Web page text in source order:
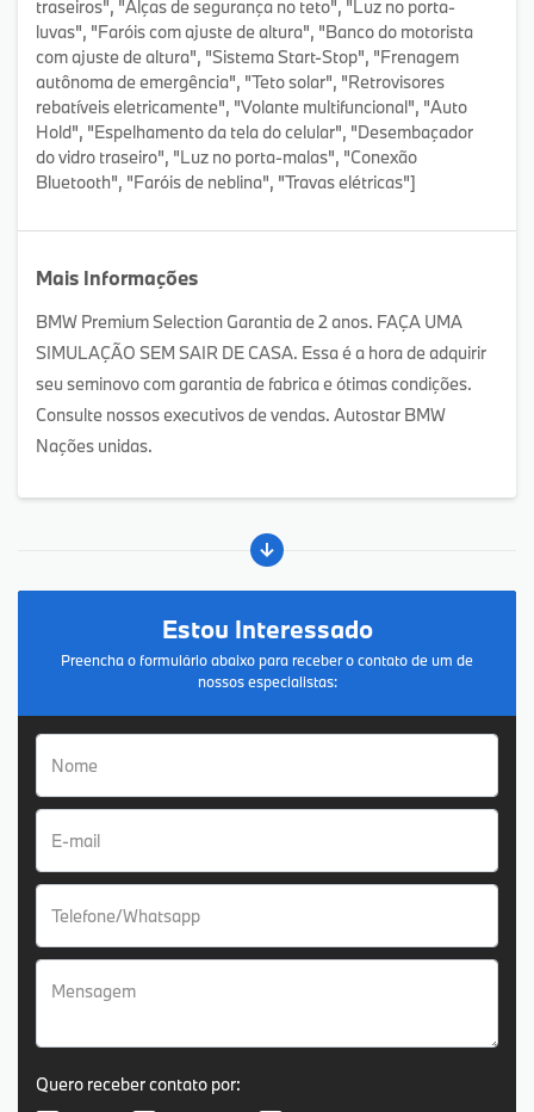
traseiros", "Alças de segurança no teto", "Luz no porta-
luvas", "Faróis com ajuste de altura", "Banco do motorista
com ajuste de altura", "Sistema Start-Stop", "Frenagem
autônoma de emergência", "Teto solar", "Retrovisores
rebatíveis eletricamente", "Volante multifuncional", "Auto
Hold", "Espelhamento da tela do celular", "Desembaçador
do vidro traseiro", "Luz no porta-malas", "Conexão
Bluetooth", "Faróis de neblina", "Travas elétricas"]
Mais Informações
BMW Premium Selection Garantia de 2 anos. FAÇA UMA
SIMULAÇÃO SEM SAIR DE CASA. Essa é a hora de adquirir
seu seminovo com garantia de fabrica e ótimas condições.
Consulte nossos executivos de vendas. Autostar BMW
Nações unidas.
Estou Interessado
Preencha o formulário abaixo para receber o contato de um de
nossos especialistas:
Quero receber contato por: